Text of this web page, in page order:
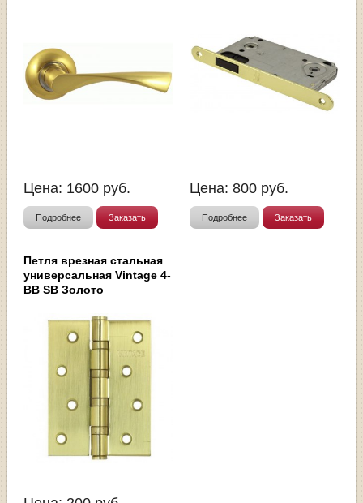
Цена: 1600 руб.
Подробнее Заказать
Цена: 800 руб.
Подробнее Заказать
Петля врезная стальная
универсальная Vintage 4-
BB SB Золото